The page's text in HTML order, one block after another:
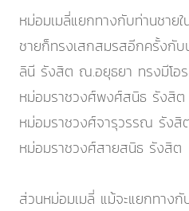
หม่อมเมลี่แยกทางกับท่านชาย
ชายก็ทรงเสกสมรสอีกครั้งกั
ลินี รังสิต ณ.อยุธยา ทรงมีโอ
หม่อมราชวงศ์พงศ์สนิธ รังสิต
หม่อมราชวงศ์จารุวรรณ รังสิ
หม่อมราชวงศ์สายสนิธ รังสิต
ส่วนหม่อมเมลี่ แม้จะแยกทาง